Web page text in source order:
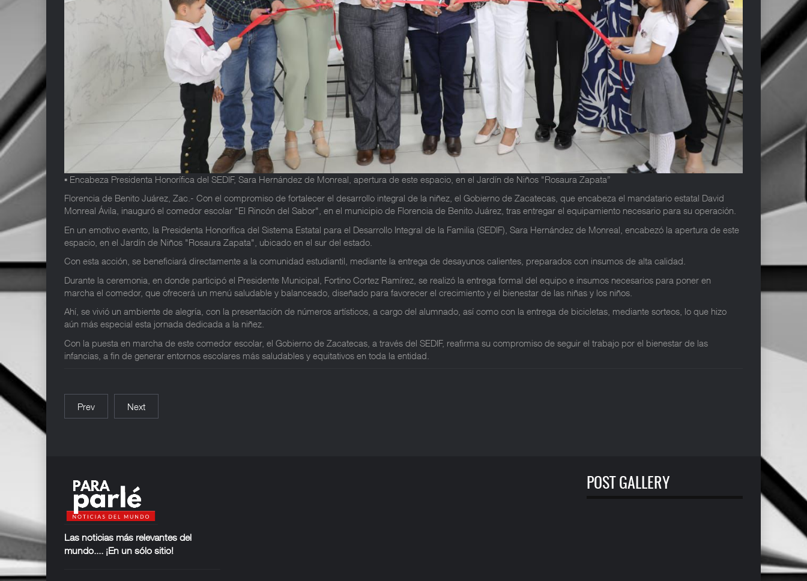
▪️ Encabeza Presidenta Honorífica del SEDIF, Sara Hernández de Monreal, apertura de este espacio, en el Jardín de Niños "Rosaura Zapata”
Florencia de Benito Juárez, Zac.- Con el compromiso de fortalecer el desarrollo integral de la niñez, el Gobierno de Zacatecas, que encabeza el mandatario estatal David
Monreal Ávila, inauguró el comedor escolar "El Rincón del Sabor", en el municipio de Florencia de Benito Juárez, tras entregar el equipamiento necesario para su operación.
En un emotivo evento, la Presidenta Honorífica del Sistema Estatal para el Desarrollo Integral de la Familia (SEDIF), Sara Hernández de Monreal, encabezó la apertura de este
espacio, en el Jardín de Niños "Rosaura Zapata", ubicado en el sur del estado.
Con esta acción, se beneficiará directamente a la comunidad estudiantil, mediante la entrega de desayunos calientes, preparados con insumos de alta calidad.
Durante la ceremonia, en donde participó el Presidente Municipal, Fortino Cortez Ramírez, se realizó la entrega formal del equipo e insumos necesarios para poner en
marcha el comedor, que ofrecerá un menú saludable y balanceado, diseñado para favorecer el crecimiento y el bienestar de las niñas y los niños.
Ahí, se vivió un ambiente de alegría, con la presentación de números artísticos, a cargo del alumnado, así como con la entrega de bicicletas, mediante sorteos, lo que hizo
aún más especial esta jornada dedicada a la niñez.
Con la puesta en marcha de este comedor escolar, el Gobierno de Zacatecas, a través del SEDIF, reafirma su compromiso de seguir el trabajo por el bienestar de las
infancias, a fin de generar entornos escolares más saludables y equitativos en toda la entidad.
Prev Next
Las noticias más relevantes del
mundo.... ¡En un sólo sitio!
POST GALLERY